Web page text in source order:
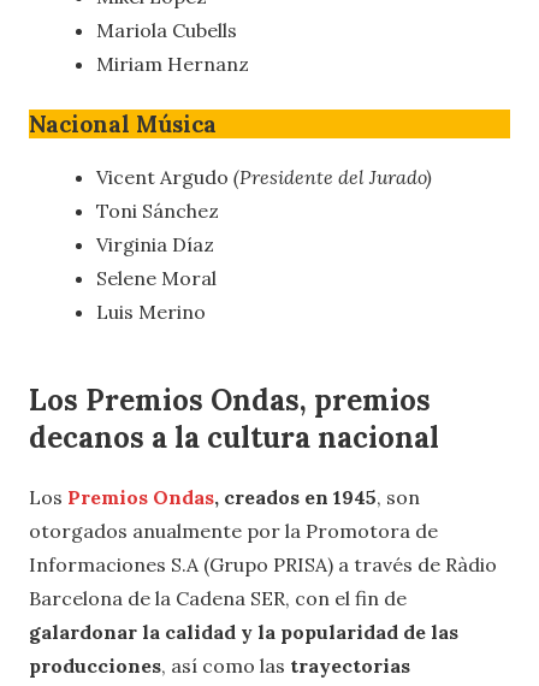
Mariola Cubells
Miriam Hernanz
Nacional Música
Vicent Argudo (Presidente del Jurado)
Toni Sánchez
Virginia Díaz
Selene Moral
Luis Merino
Los Premios Ondas, premios
decanos a la cultura nacional
Los Premios Ondas, creados en 1945, son
otorgados anualmente por la Promotora de
Informaciones S.A (Grupo PRISA) a través de Ràdio
Barcelona de la Cadena SER, con el fin de
galardonar la calidad y la popularidad de las
producciones, así como las trayectorias